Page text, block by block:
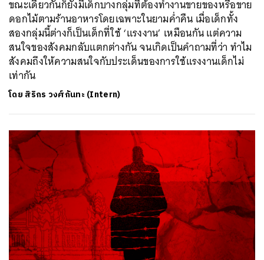
ขณะเดียวกันก็ยังมีเด็กบางกลุ่มที่ต้องทำงานขายของหรือขาย
ดอกไม้ตามร้านอาหารโดยเฉพาะในยามค่ำคืน เมื่อเด็กทั้ง
สองกลุ่มนี้ต่างก็เป็นเด็กที่ใช้ ‘แรงงาน’ เหมือนกัน แต่ความ
สนใจของสังคมกลับแตกต่างกัน จนเกิดเป็นคำถามที่ว่า ทำไม
สังคมถึงให้ความสนใจกับประเด็นของการใช้แรงงานเด็กไม่
เท่ากัน
โดย สิริกร วงศ์กันทะ (Intern)